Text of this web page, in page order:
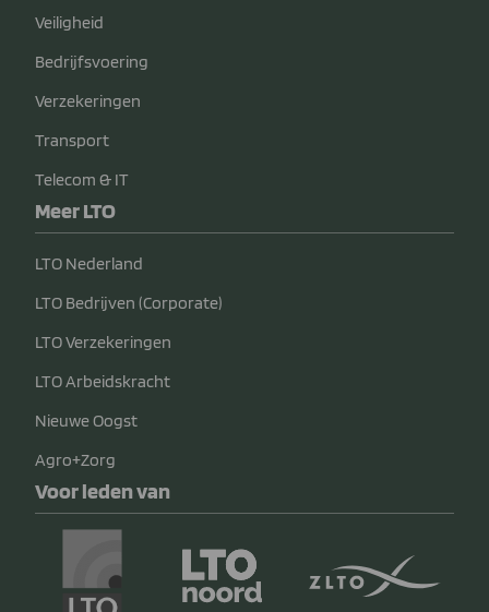
Veiligheid
Bedrijfsvoering
Verzekeringen
Transport
Telecom & IT
Meer LTO
LTO Nederland
LTO Bedrijven (Corporate)
LTO Verzekeringen
LTO Arbeidskracht
Nieuwe Oogst
Agro+Zorg
Voor leden van